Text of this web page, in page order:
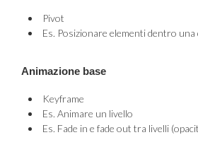
Pivot
Es. Posizionare elementi dentro una
Animazione base
Keyframe
Es. Animare un livello
Es. Fade in e fade out tra livelli